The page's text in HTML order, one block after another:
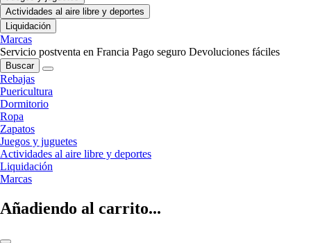
Actividades al aire libre y deportes
Liquidación
Marcas
Servicio postventa en Francia Pago seguro Devoluciones fáciles
Buscar
Rebajas
Puericultura
Dormitorio
Ropa
Zapatos
Juegos y juguetes
Actividades al aire libre y deportes
Liquidación
Marcas
Añadiendo al carrito...